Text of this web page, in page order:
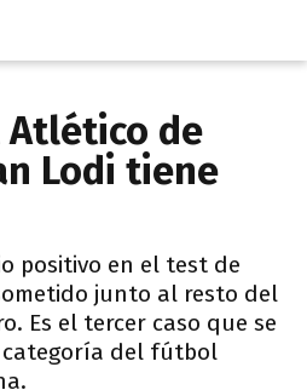
Atlético de
Lodi tiene
positivo en el test de
junto al resto del
Es el tercer caso que se
categoría del fútbol